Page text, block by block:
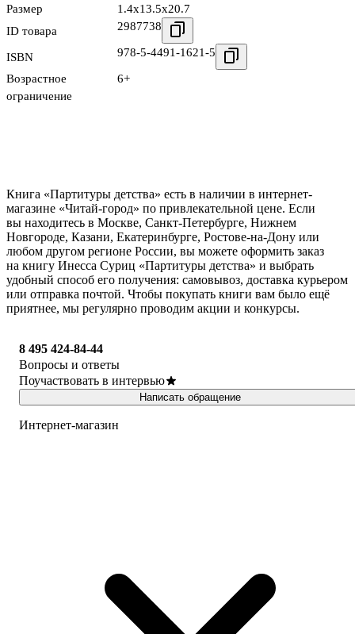
Размер
1.4x13.5x20.7
ID товара
2987738
ISBN 978-5-4491-1621-5
Возрастное
ограничение
6+
Книга «Партитуры детства» есть в наличии в интернет-
магазине «Читай-город» по привлекательной цене. Если
вы находитесь в Москве, Санкт-Петербурге, Нижнем
Новгороде, Казани, Екатеринбурге, Ростове-на-Дону или
любом другом регионе России, вы можете оформить заказ
на книгу Инесса Суриц «Партитуры детства» и выбрать
удобный способ его получения: самовывоз, доставка курьером
или отправка почтой. Чтобы покупать книги вам было ещё
приятнее, мы регулярно проводим акции и конкурсы.
8 495 424-84-44
Вопросы и ответы
Поучаствовать в интервью
Написать обращение
Интернет-магазин